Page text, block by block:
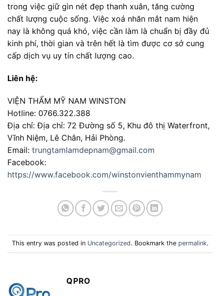
trong việc giữ gìn nét đẹp thanh xuân, tăng cường
chất lượng cuộc sống. Việc xoá nhăn mắt nam hiện
nay là không quá khó, việc cần làm là chuẩn bị đầy đủ
kinh phí, thời gian và trên hết là tìm được cơ sở cung
cấp dịch vụ uy tín chất lượng cao.
Liên hệ:
VIỆN THẨM MỸ NAM WINSTON
Hotline: 0766.322.388
Địa chỉ: Địa chỉ: 72 Đường số 5, Khu đô thị Waterfront,
Vĩnh Niệm, Lê Chân, Hải Phòng.
Email: trungtamlamdepnam@gmail.com
Facebook:
https://www.facebook.com/winstonvienthammynam
This entry was posted in Uncategorized. Bookmark the permalink.
QPRO